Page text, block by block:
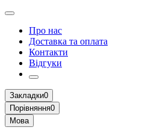
Про нас
Доставка та оплата
Контакти
Відгуки
Закладки0
Порівняння0
Мова